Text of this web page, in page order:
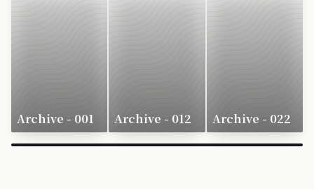
Archive - 001 Archive - 012 Archive - 022